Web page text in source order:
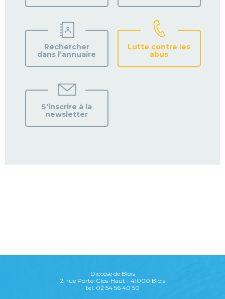
Rechercher
dans l’annuaire
Lutte contre les
abus
S'inscrire à la
newsletter
Diocèse de Blois
2, rue Porte-Clos-Haut - 41000 Blois
tel: 02 54 56 40 50